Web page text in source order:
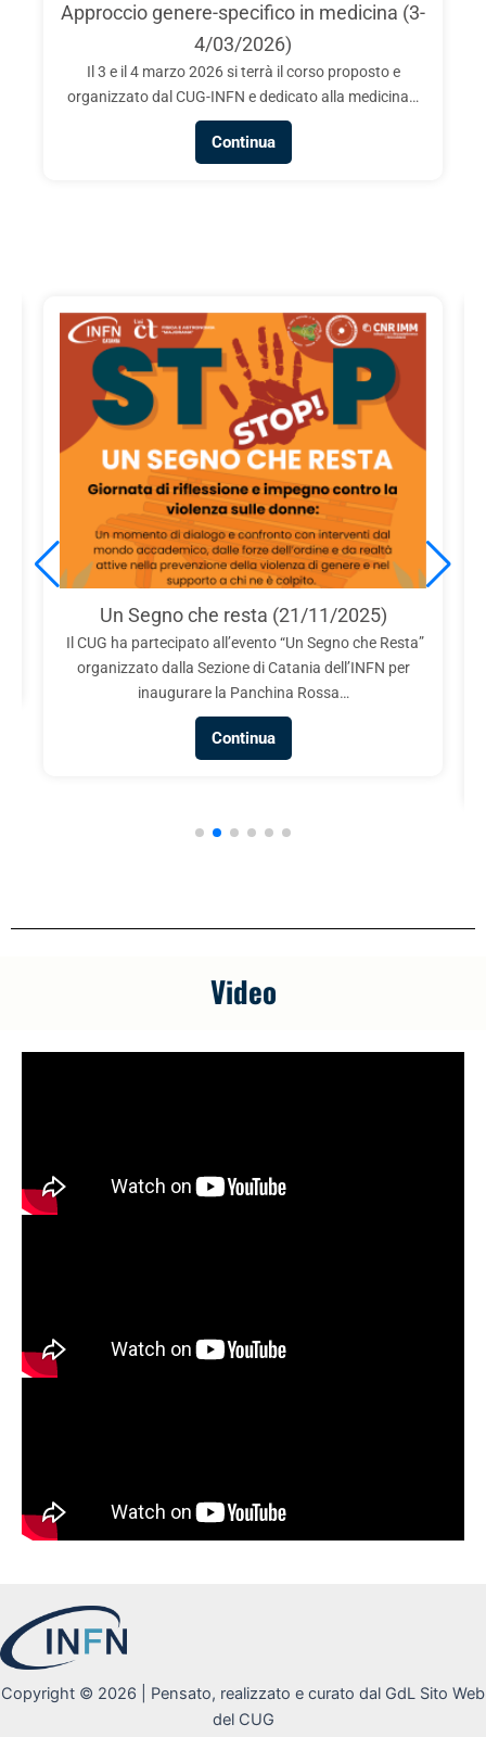
Approccio genere-specifico in medicina (3-
4/03/2026)
Il 3 e il 4 marzo 2026 si terrà il corso proposto e
organizzato dal CUG-INFN e dedicato alla medicina…
Continua
Un Segno che resta (21/11/2025)
Il CUG ha partecipato all’evento “Un Segno che Resta”
organizzato dalla Sezione di Catania dell’INFN per
inaugurare la Panchina Rossa…
Continua
Video
Copyright © 2026 | Pensato, realizzato e curato dal GdL Sito Web
del CUG